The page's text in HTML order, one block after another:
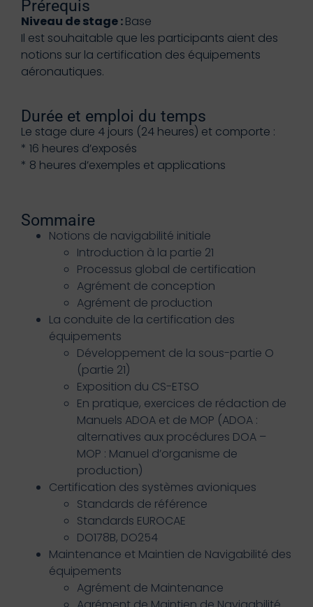
Prérequis
Niveau de stage :Base
Il est souhaitable que les participants aient des
notions sur la certification des équipements
aéronautiques.
Durée et emploi du temps
Le stage dure 4 jours (24 heures) et comporte :
* 16 heures d’exposés
* 8 heures d’exemples et applications
Sommaire
Notions de navigabilité initiale
Introduction à la partie 21
Processus global de certification
Agrément de conception
Agrément de production
La conduite de la certification des
équipements
Développement de la sous-partie O
(partie 21)
Exposition du CS-ETSO
En pratique, exercices de rédaction de
Manuels ADOA et de MOP (ADOA :
alternatives aux procédures DOA –
MOP : Manuel d’organisme de
production)
Certification des systèmes avioniques
Standards de référence
Standards EUROCAE
DO178B, DO254
Maintenance et Maintien de Navigabilité des
équipements
Agrément de Maintenance